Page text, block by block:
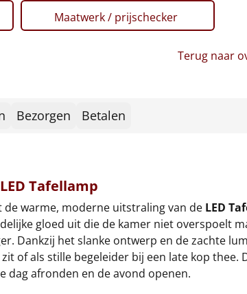
Maatwerk / prijschecker
Terug naar
Bezorgen Betalen
Tafellamp
warme, moderne uitstraling van de LED
gloed uit die de kamer niet overspoelt
Dankzij het slanke ontwerp en de zachte
of als stille begeleider bij een late kop
dag afronden en de avond openen.